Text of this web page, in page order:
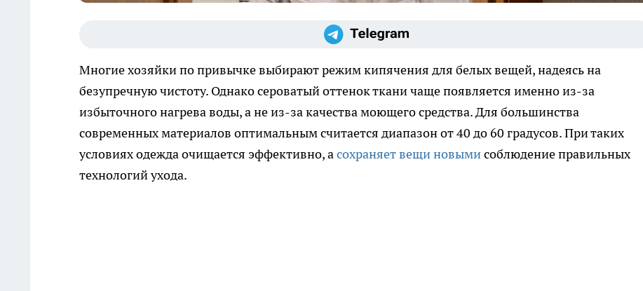
Многие хозяйки по привычке выбирают режим кипячения для белых вещей, надеясь на
безупречную чистоту. Однако сероватый оттенок ткани чаще появляется именно из-за
избыточного нагрева воды, а не из-за качества моющего средства. Для большинства
современных материалов оптимальным считается диапазон от 40 до 60 градусов. При таких
условиях одежда очищается эффективно, асохраняет вещи новымисоблюдение правильных
технологий ухода.